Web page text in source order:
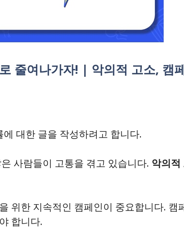
줄여나가자! | 악의적 고소, 캠
대한 글을 작성하려고 합니다.
사람들이 고통을 겪고 있습니다. 악의적
위한 지속적인 캠페인이 중요합니다. 캠
합니다.